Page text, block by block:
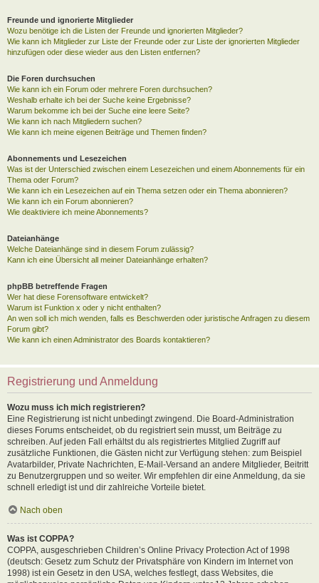
Freunde und ignorierte Mitglieder
Wozu benötige ich die Listen der Freunde und ignorierten Mitglieder?
Wie kann ich Mitglieder zur Liste der Freunde oder zur Liste der ignorierten Mitglieder
hinzufügen oder diese wieder aus den Listen entfernen?
Die Foren durchsuchen
Wie kann ich ein Forum oder mehrere Foren durchsuchen?
Weshalb erhalte ich bei der Suche keine Ergebnisse?
Warum bekomme ich bei der Suche eine leere Seite?
Wie kann ich nach Mitgliedern suchen?
Wie kann ich meine eigenen Beiträge und Themen finden?
Abonnements und Lesezeichen
Was ist der Unterschied zwischen einem Lesezeichen und einem Abonnements für ein
Thema oder Forum?
Wie kann ich ein Lesezeichen auf ein Thema setzen oder ein Thema abonnieren?
Wie kann ich ein Forum abonnieren?
Wie deaktiviere ich meine Abonnements?
Dateianhänge
Welche Dateianhänge sind in diesem Forum zulässig?
Kann ich eine Übersicht all meiner Dateianhänge erhalten?
phpBB betreffende Fragen
Wer hat diese Forensoftware entwickelt?
Warum ist Funktion x oder y nicht enthalten?
An wen soll ich mich wenden, falls es Beschwerden oder juristische Anfragen zu diesem
Forum gibt?
Wie kann ich einen Administrator des Boards kontaktieren?
Registrierung und Anmeldung
Wozu muss ich mich registrieren?
Eine Registrierung ist nicht unbedingt zwingend. Die Board-Administration
dieses Forums entscheidet, ob du registriert sein musst, um Beiträge zu
schreiben. Auf jeden Fall erhältst du als registriertes Mitglied Zugriff auf
zusätzliche Funktionen, die Gästen nicht zur Verfügung stehen: zum Beispiel
Avatarbilder, Private Nachrichten, E-Mail-Versand an andere Mitglieder, Beitritt
zu Benutzergruppen und so weiter. Wir empfehlen dir eine Anmeldung, da sie
schnell erledigt ist und dir zahlreiche Vorteile bietet.
Nach oben
Was ist COPPA?
COPPA, ausgeschrieben Children’s Online Privacy Protection Act of 1998
(deutsch: Gesetz zum Schutz der Privatsphäre von Kindern im Internet von
1998) ist ein Gesetz in den USA, welches festlegt, dass Websites, die